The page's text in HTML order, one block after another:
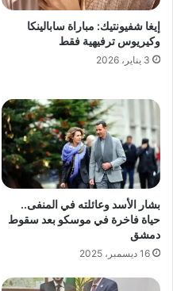
إيغا شفيونتيك: مباراة سابالينكا
وكيريوس ترفيهية فقط
3 يناير، 2026
بشار الأسد وعائلته في المنفى..
حياة فاخرة في موسكو بعد سقوط
دمشق
16 ديسمبر، 2025